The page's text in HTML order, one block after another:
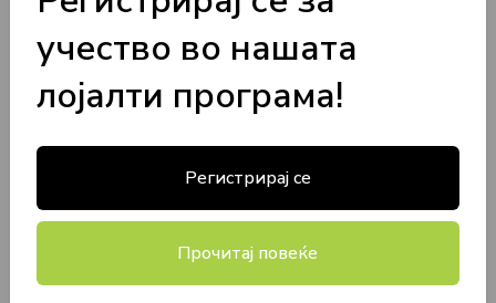
Загрижени сте за
издржливоста на вашите
деца?
Учебната година внесува повеќе агенди и обврски
во секојдневниот живот на семејството. Исто како
учество во нашата
лојалти програма!
Регистрирај се
Прочитај повеќе